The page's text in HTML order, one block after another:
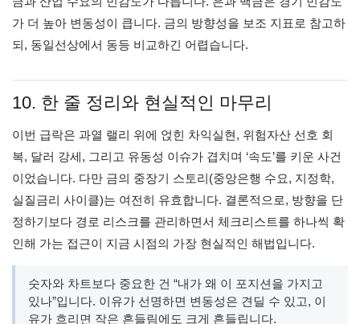
가 더 높아 변동성이 큽니다. 금의 방향성을 보조 지표로 참고하
되, 동일선상에서 동등 비교하긴 어렵습니다.
10. 한 줄 정리와 현실적인 마무리
이번 급락은 과열 랠리 위에 얹힌 차익실현, 위험자산 선호 회
복, 달러 강세, 그리고 유동성 이슈가 겹치며 ‘속도’를 키운 사건
이었습니다. 다만 금의 중장기 스토리(중앙은행 수요, 지정학,
실질금리 사이클)는 여전히 유효합니다. 결론적으로, 방향을 단
정하기보다 경로 리스크를 관리하면서 체크리스트를 하나씩 확
인해 가는 접근이 지금 시점의 가장 현실적인 해법입니다.
숫자와 차트보다 중요한 건 “내가 왜 이 포지션을 가지고
있나”입니다. 이유가 선명하면 변동성은 견딜 수 있고, 이
유가 흐리면 작은 흔들림에도 크게 흔들립니다.